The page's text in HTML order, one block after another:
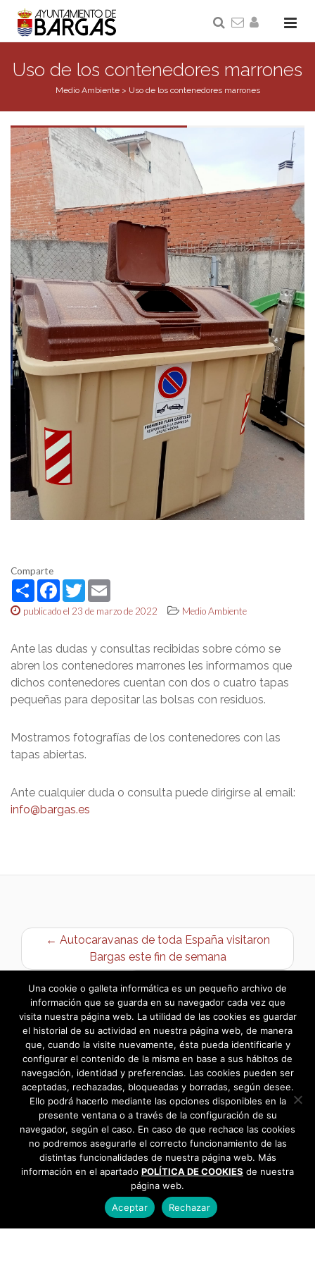
Uso de los contenedores marrones
Medio Ambiente> Uso de los contenedores marrones
Comparte
ShareFacebook
Twitter
publicado el 23 de marzo de 2022 Medio Ambiente
Ante las dudas y consultas recibidas sobre cómo se
abren los contenedores marrones les informamos que
dichos contenedores cuentan con dos o cuatro tapas
pequeñas para depositar las bolsas con residuos.
Mostramos fotografías de los contenedores con las
tapas abiertas.
Ante cualquier duda o consulta puede dirigirse al email:
info@bargas.es
← Autocaravanas de toda España visitaron
Bargas este fin de semana
Liquidación Ejercicio 2021 →
Una cookie o galleta informática es un pequeño archivo de
información que se guarda en su navegador cada vez que
visita nuestra página web. La utilidad de las cookies es guardar
el historial de su actividad en nuestra página web, de manera
que, cuando la visite nuevamente, ésta pueda identificarle y
configurar el contenido de la misma en base a sus hábitos de
navegación, identidad y preferencias. Las cookies pueden ser
aceptadas, rechazadas, bloqueadas y borradas, según desee.
Ello podrá hacerlo mediante las opciones disponibles en la
presente ventana o a través de la configuración de su
navegador, según el caso. En caso de que rechace las cookies
no podremos asegurarle el correcto funcionamiento de las
distintas funcionalidades de nuestra página web. Más
información en el apartado POLÍTICA DE COOKIES de nuestra
página web.
Aceptar
Rechazar